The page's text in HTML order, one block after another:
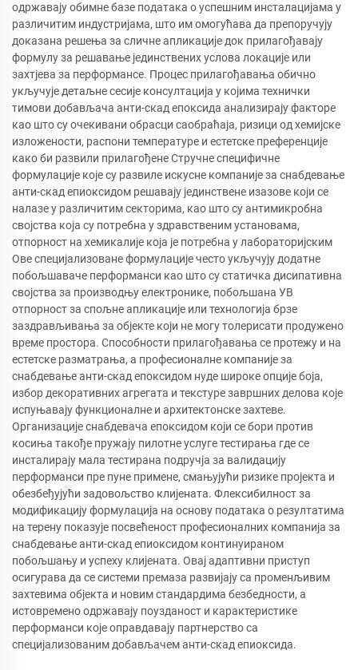
одржавају обимне базе података о успешним инсталацијама у
различитим индустријама, што им омогућава да препоручују
доказана решења за сличне апликације док прилагођавају
формулу за решавање јединствених услова локације или
захтјева за перформансе. Процес прилагођавања обично
укључује детаљне сесије консултација у којима технички
тимови добављача анти-скад епоксида анализирају факторе
као што су очекивани обрасци саобраћаја, ризици од хемијске
изложености, распони температуре и естетске преференције
како би развили прилагођене Стручне специфичне
формулације које су развиле искусне компаније за снабдевање
анти-скад епиоксидом решавају јединствене изазове који се
налазе у различитим секторима, као што су антимикробна
својства која су потребна у здравственим установама,
отпорност на хемикалије која је потребна у лабораторијским
Ове специјализоване формулације често укључују додатне
побољшаваче перформанси као што су статичка дисипативна
својства за производњу електронике, побољшана УВ
отпорност за спољне апликације или технологија брзе
заздрављивања за објекте који не могу толерисати продужено
време простора. Способности прилагођавања се протежу и на
естетске разматрања, а професионалне компаније за
снабдевање анти-скад епоксидом нуде широке опције боја,
избор декоративних агрегата и текстуре завршних делова које
испуњавају функционалне и архитектонске захтеве.
Организације снабдевача епоксидом који се бори против
косиња такође пружају пилотне услуге тестирања где се
инсталирају мала тестирана подручја за валидацију
перформанси пре пуне примене, смањујући ризике пројекта и
обезбеђујући задовољство клијената. Флексибилност за
модификацију формулација на основу података о резултатима
на терену показује посвећеност професионалних компанија за
снабдевање анти-скад епиоксидом континуираном
побољшању и успеху клијената. Овај адаптивни приступ
осигурава да се системи премаза развијају са променљивим
захтевима објекта и новим стандардима безбедности, а
истовремено одржавају поузданост и карактеристике
перформанси које оправдавају партнерство са
специјализованим добављачем анти-скад епиоксида.